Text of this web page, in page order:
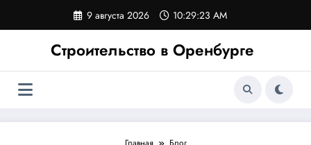
содержимому
9 августа 2026 10:29:23 AM
Строительство в Оренбурге